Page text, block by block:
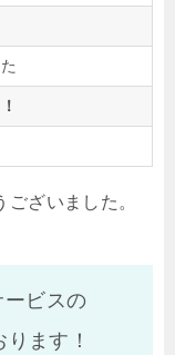
ざいました。
ビスの
ます！